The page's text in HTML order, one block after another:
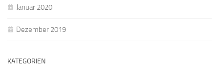
Januar 2020
Dezember 2019
KATEGORIEN